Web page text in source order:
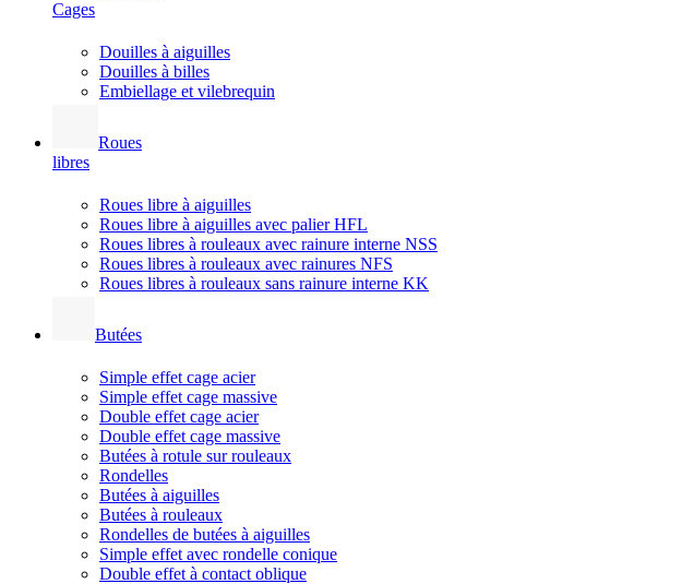
Cages
Douilles à aiguilles
Douilles à billes
Embiellage et vilebrequin
Roues
libres
Roues libre à aiguilles
Roues libre à aiguilles avec palier HFL
Roues libres à rouleaux avec rainure interne NSS
Roues libres à rouleaux avec rainures NFS
Roues libres à rouleaux sans rainure interne KK
Butées
Simple effet cage acier
Simple effet cage massive
Double effet cage acier
Double effet cage massive
Butées à rotule sur rouleaux
Rondelles
Butées à aiguilles
Butées à rouleaux
Rondelles de butées à aiguilles
Simple effet avec rondelle conique
Double effet à contact oblique